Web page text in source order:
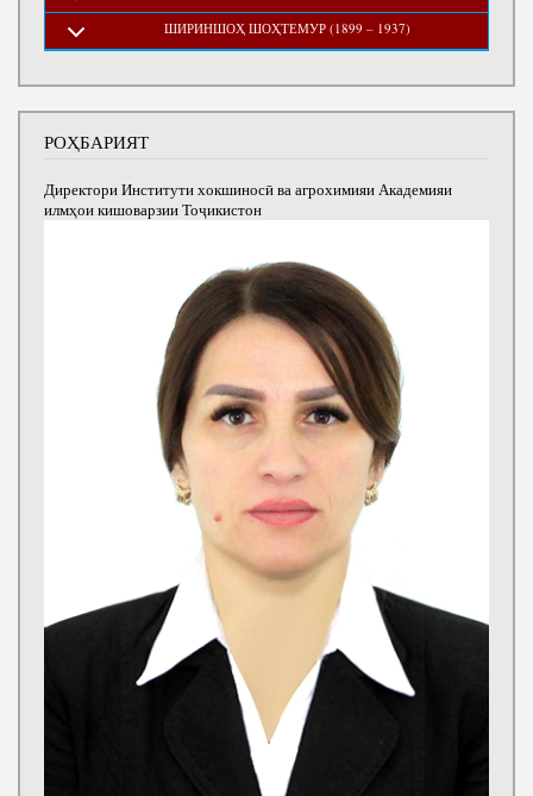
ШИРИНШОҲ ШОҲТЕМУР (1899 – 1937)
РОҲБАРИЯТ
Директори Институти хокшиносӣ ва агрохимияи Академияи
илмҳои кишоварзии Тоҷикистон